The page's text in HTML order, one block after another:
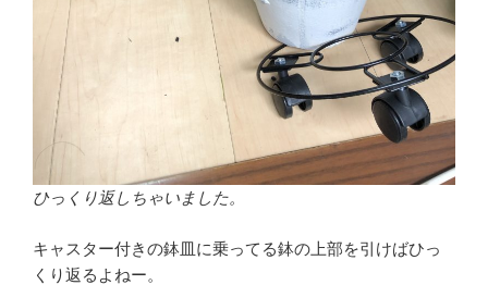
ひっくり返しちゃいました。
キャスター付きの鉢皿に乗ってる鉢の上部を引けばひっ
くり返るよねー。